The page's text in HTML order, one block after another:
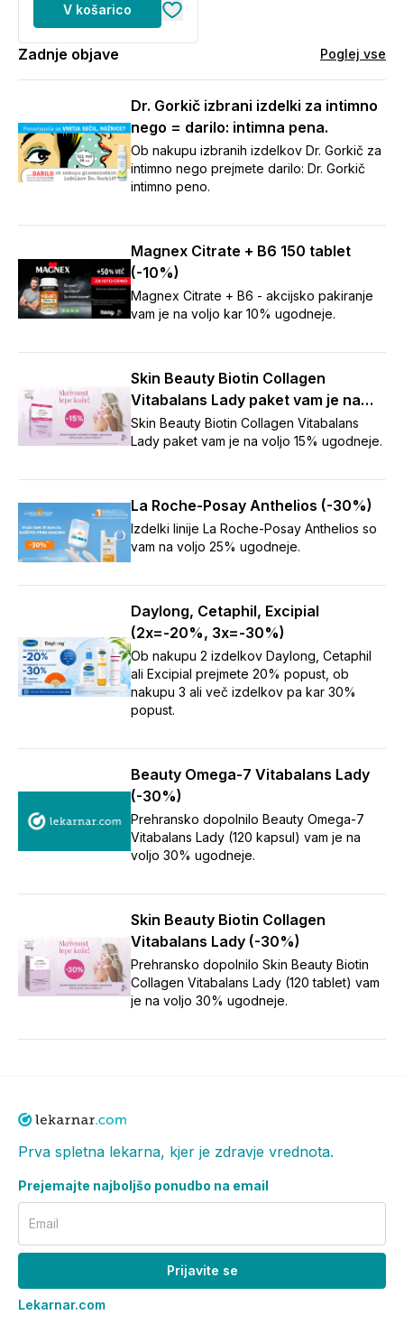
V košarico
Zadnje objave Poglej vse
Dr. Gorkič izbrani izdelki za intimno
nego = darilo: intimna pena.
Ob nakupu izbranih izdelkov Dr. Gorkič za
intimno nego prejmete darilo: Dr. Gorkič
intimno peno.
Magnex Citrate + B6 150 tablet
(-10%)
Magnex Citrate + B6 - akcijsko pakiranje
vam je na voljo kar 10% ugodneje.
Skin Beauty Biotin Collagen
Vitabalans Lady paket vam je na
voljo 15% ugodneje.
Skin Beauty Biotin Collagen Vitabalans
Lady paket vam je na voljo 15% ugodneje.
La Roche-Posay Anthelios (-30%)
Izdelki linije La Roche-Posay Anthelios so
vam na voljo 25% ugodneje.
Daylong, Cetaphil, Excipial
(2x=-20%, 3x=-30%)
Ob nakupu 2 izdelkov Daylong, Cetaphil
ali Excipial prejmete 20% popust, ob
nakupu 3 ali več izdelkov pa kar 30%
popust.
Beauty Omega-7 Vitabalans Lady
(-30%)
Prehransko dopolnilo Beauty Omega-7
Vitabalans Lady (120 kapsul) vam je na
voljo 30% ugodneje.
Skin Beauty Biotin Collagen
Vitabalans Lady (-30%)
Prehransko dopolnilo Skin Beauty Biotin
Collagen Vitabalans Lady (120 tablet) vam
je na voljo 30% ugodneje.
Prva spletna lekarna, kjer je zdravje vrednota.
Prejemajte najboljšo ponudbo na email
Email
Prijavite se
Lekarnar.com